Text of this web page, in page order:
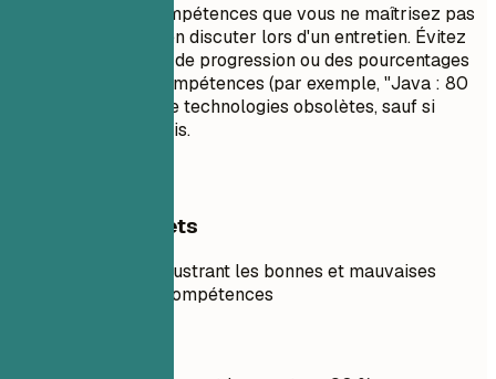
Ne listez pas de compétences que vous ne maîtrisez pas
suffisamment pour en discuter lors d'un entretien. Évitez
d'utiliser des barres de progression ou des pourcentages
pour évaluer vos compétences (par exemple, "Java : 80
%"). N'incluez pas de technologies obsolètes, sauf si
spécifiquement requis.
Exemples concrets
Exemple pratique illustrant les bonnes et mauvaises
pratiques pour les compétences